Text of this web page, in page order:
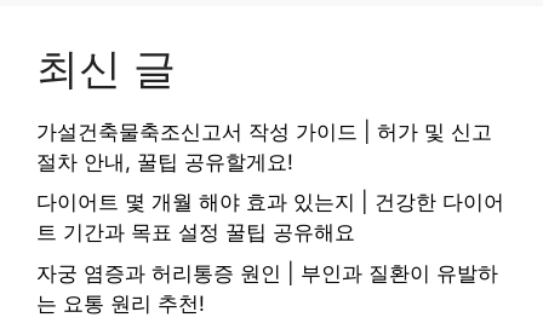
최신 글
가설건축물축조신고서 작성 가이드 | 허가 및 신고
절차 안내, 꿀팁 공유할게요!
다이어트 몇 개월 해야 효과 있는지 | 건강한 다이어
트 기간과 목표 설정 꿀팁 공유해요
자궁 염증과 허리통증 원인 | 부인과 질환이 유발하
는 요통 원리 추천!